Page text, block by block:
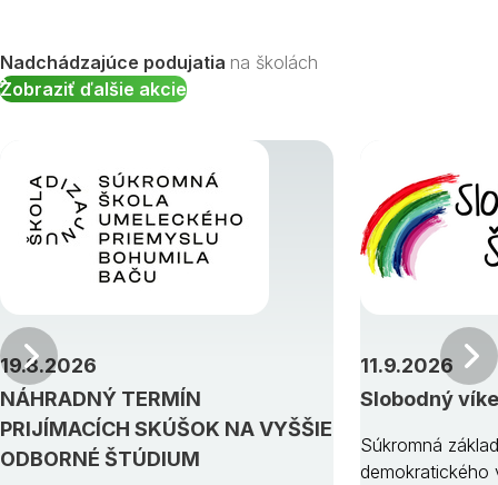
Nadchádzajúce podujatia na školách
Zobraziť ďalšie akcie
NÁHRADNÝ TERMÍN
PRIJÍMACÍCH SKÚŠOK NA VYŠŠIE
ODBORNÉ ŠTÚDIUM
19.8.2026
Slobodný
11.9.2026
Súkromná
demokratického
Predchádzajúci